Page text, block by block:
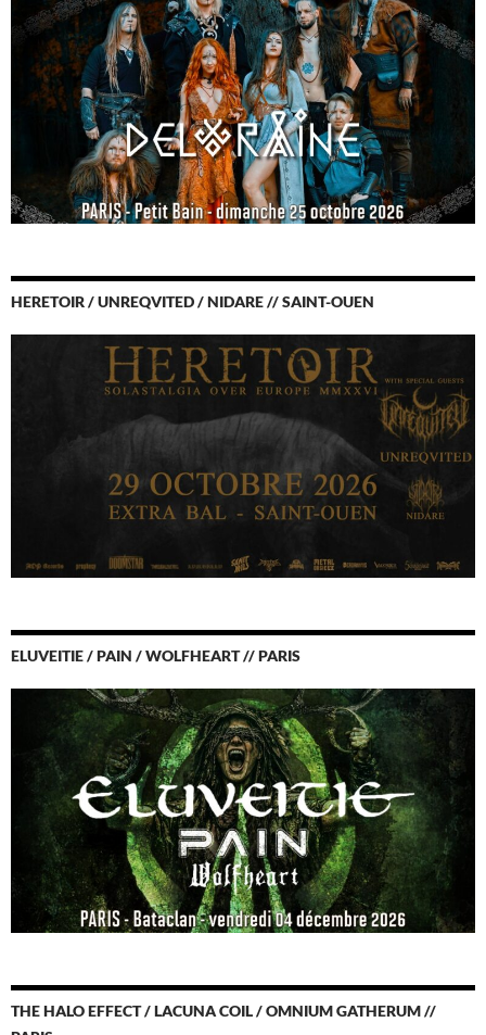
HERETOIR / UNREQVITED / NIDARE // SAINT-OUEN
ELUVEITIE / PAIN / WOLFHEART // PARIS
THE HALO EFFECT / LACUNA COIL / OMNIUM GATHERUM //